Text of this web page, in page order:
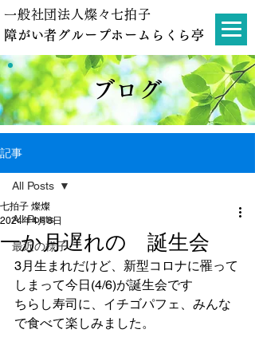
一般社団法人燦々七拍子
障がい者グループホームらくら亭
ブログ
記事
All Posts
最近の様子
All Posts
一か月遅れの 誕生会
七拍子 燦燦
2024年4月8日
3月生まれだけど、新型コロナに罹って
しまって今日(4/6)が誕生会です
ちらし寿司に、イチゴパフェ、みんな
で食べて楽しみました。